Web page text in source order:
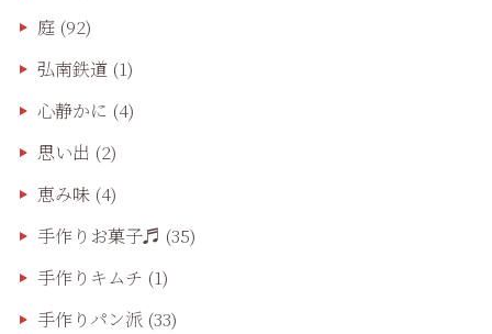
庭(92)
弘南鉄道 (1)
心静かに (4)
思い出 (2)
恵み味(4)
手作りお菓子♬ (35)
手作りキムチ (1)
手作りパン派 (33)